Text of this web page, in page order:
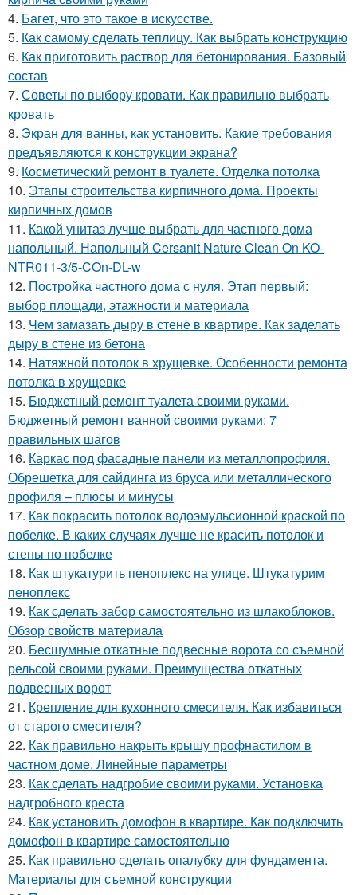
4. Багет, что это такое в искусстве.
5. Как самому сделать теплицу. Как выбрать конструкцию
6. Как приготовить раствор для бетонирования. Базовый
состав
7. Советы по выбору кровати. Как правильно выбрать
кровать
8. Экран для ванны, как установить. Какие требования
предъявляются к конструкции экрана?
9. Косметический ремонт в туалете. Отделка потолка
10. Этапы строительства кирпичного дома. Проекты
кирпичных домов
11. Какой унитаз лучше выбрать для частного дома
напольный. Напольный Cersanit Nature Clean On KO-
NTR011-3/5-COn-DL-w
12. Постройка частного дома с нуля. Этап первый:
выбор площади, этажности и материала
13. Чем замазать дыру в стене в квартире. Как заделать
дыру в стене из бетона
14. Натяжной потолок в хрущевке. Особенности ремонта
потолка в хрущевке
15. Бюджетный ремонт туалета своими руками.
Бюджетный ремонт ванной своими руками: 7
правильных шагов
16. Каркас под фасадные панели из металлопрофиля.
Обрешетка для сайдинга из бруса или металлического
профиля – плюсы и минусы
17. Как покрасить потолок водоэмульсионной краской по
побелке. В каких случаях лучше не красить потолок и
стены по побелке
18. Как штукатурить пеноплекс на улице. Штукатурим
пеноплекс
19. Как сделать забор самостоятельно из шлакоблоков.
Обзор свойств материала
20. Бесшумные откатные подвесные ворота со съемной
рельсой своими руками. Преимущества откатных
подвесных ворот
21. Крепление для кухонного смесителя. Как избавиться
от старого смесителя?
22. Как правильно накрыть крышу профнастилом в
частном доме. Линейные параметры
23. Как сделать надгробие своими руками. Установка
надгробного креста
24. Как установить домофон в квартире. Как подключить
домофон в квартире самостоятельно
25. Как правильно сделать опалубку для фундамента.
Материалы для съемной конструкции